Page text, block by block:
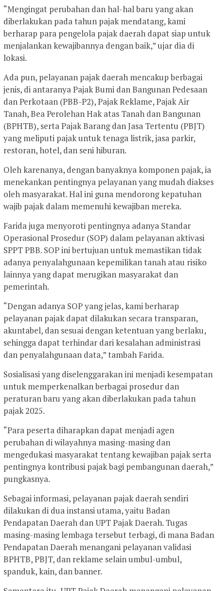
“Mengingat perubahan dan hal-hal baru yang akan
diberlakukan pada tahun pajak mendatang, kami
berharap para pengelola pajak daerah dapat siap untuk
menjalankan kewajibannya dengan baik,” ujar dia di
lokasi.
Ada pun, pelayanan pajak daerah mencakup berbagai
jenis, di antaranya Pajak Bumi dan Bangunan Pedesaan
dan Perkotaan (PBB-P2), Pajak Reklame, Pajak Air
Tanah, Bea Perolehan Hak atas Tanah dan Bangunan
(BPHTB), serta Pajak Barang dan Jasa Tertentu (PBJT)
yang meliputi pajak untuk tenaga listrik, jasa parkir,
restoran, hotel, dan seni hiburan.
Oleh karenanya, dengan banyaknya komponen pajak, ia
menekankan pentingnya pelayanan yang mudah diakses
oleh masyarakat. Hal ini guna mendorong kepatuhan
wajib pajak dalam memenuhi kewajiban mereka.
Farida juga menyoroti pentingnya adanya Standar
Operasional Prosedur (SOP) dalam pelayanan aktivasi
SPPT PBB. SOP ini bertujuan untuk memastikan tidak
adanya penyalahgunaan kepemilikan tanah atau risiko
lainnya yang dapat merugikan masyarakat dan
pemerintah.
“Dengan adanya SOP yang jelas, kami berharap
pelayanan pajak dapat dilakukan secara transparan,
akuntabel, dan sesuai dengan ketentuan yang berlaku,
sehingga dapat terhindar dari kesalahan administrasi
dan penyalahgunaan data,” tambah Farida.
Sosialisasi yang diselenggarakan ini menjadi kesempatan
untuk memperkenalkan berbagai prosedur dan
peraturan baru yang akan diberlakukan pada tahun
pajak 2025.
“Para peserta diharapkan dapat menjadi agen
perubahan di wilayahnya masing-masing dan
mengedukasi masyarakat tentang kewajiban pajak serta
pentingnya kontribusi pajak bagi pembangunan daerah,”
pungkasnya.
Sebagai informasi, pelayanan pajak daerah sendiri
dilakukan di dua instansi utama, yaitu Badan
Pendapatan Daerah dan UPT Pajak Daerah. Tugas
masing-masing lembaga tersebut terbagi, di mana Badan
Pendapatan Daerah menangani pelayanan validasi
BPHTB, PBJT, dan reklame selain umbul-umbul,
spanduk, kain, dan banner.